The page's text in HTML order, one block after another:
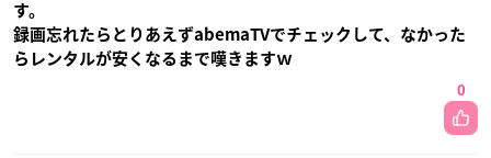
す。
録画忘れたらとりあえずabemaTVでチェックして、なかった
らレンタルが安くなるまで嘆きますｗ
0